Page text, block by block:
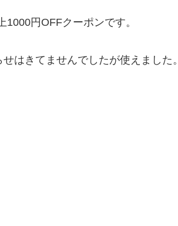
円OFFクーポンです。
はきてませんでしたが使えました。